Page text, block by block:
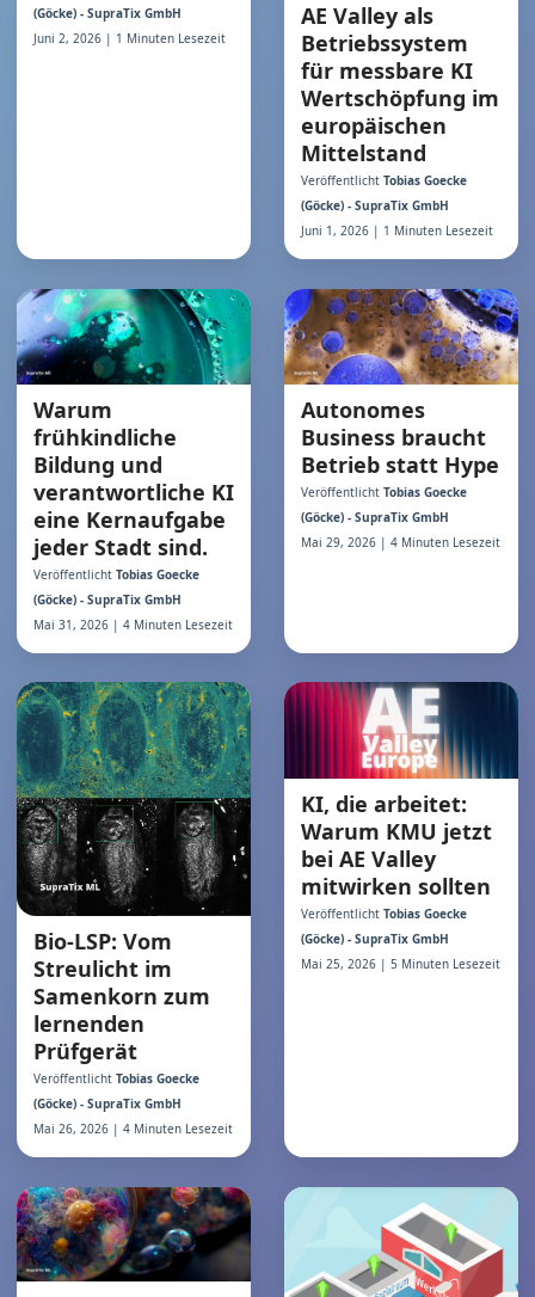
(Göcke) - SupraTix GmbH
Juni 2, 2026 | 1 Minuten Lesezeit
AE Valley als
Betriebssystem
für messbare KI
Wertschöpfung im
europäischen
Mittelstand
Veröffentlicht Tobias Goecke
(Göcke) - SupraTix GmbH
Juni 1, 2026 | 1 Minuten Lesezeit
Warum
frühkindliche
Bildung und
verantwortliche KI
eine Kernaufgabe
jeder Stadt sind.
Veröffentlicht Tobias Goecke
(Göcke) - SupraTix GmbH
Mai 31, 2026 | 4 Minuten Lesezeit
Autonomes
Business braucht
Betrieb statt Hype
Veröffentlicht Tobias Goecke
(Göcke) - SupraTix GmbH
Mai 29, 2026 | 4 Minuten Lesezeit
Bio-LSP: Vom
Streulicht im
Samenkorn zum
lernenden
Prüfgerät
Veröffentlicht Tobias Goecke
(Göcke) - SupraTix GmbH
Mai 26, 2026 | 4 Minuten Lesezeit
KI, die arbeitet:
Warum KMU jetzt
bei AE Valley
mitwirken sollten
Veröffentlicht Tobias Goecke
(Göcke) - SupraTix GmbH
Mai 25, 2026 | 5 Minuten Lesezeit